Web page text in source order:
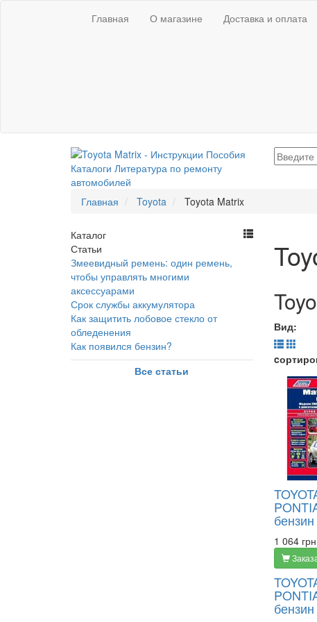
Главная О магазине Доставка и оплата
Главная Toyota Toyota Matrix
Каталог
Статьи
Змеевидный ремень: один ремень,
чтобы управлять многими
аксессуарами
Срок службы аккумулятора
Как защитить лобовое стекло от
обледенения
Как появился бензин?
Все статьи
Вид:
бензин
1 064
бензин